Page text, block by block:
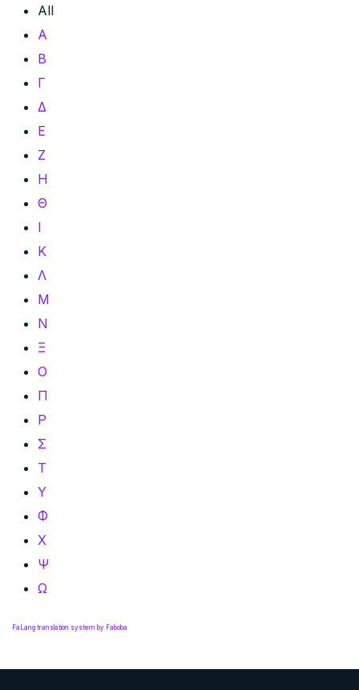
All
Α
Β
Γ
Δ
Ε
Ζ
Η
Θ
Ι
Κ
Λ
Μ
Ν
Ξ
Ο
Π
Ρ
Σ
Τ
Υ
Φ
Χ
Ψ
Ω
FaLang translation system by Faboba